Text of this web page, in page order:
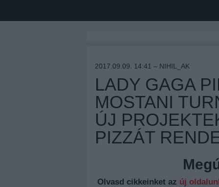
2017.09.09. 14:41 – NIHIL_AK
LADY GAGA
MOSTANI
ÚJ
PIZZÁT
Olvasd cikkeinket az új